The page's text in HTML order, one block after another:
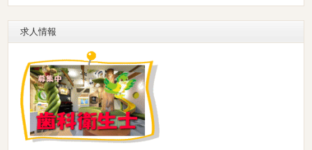
求人情報